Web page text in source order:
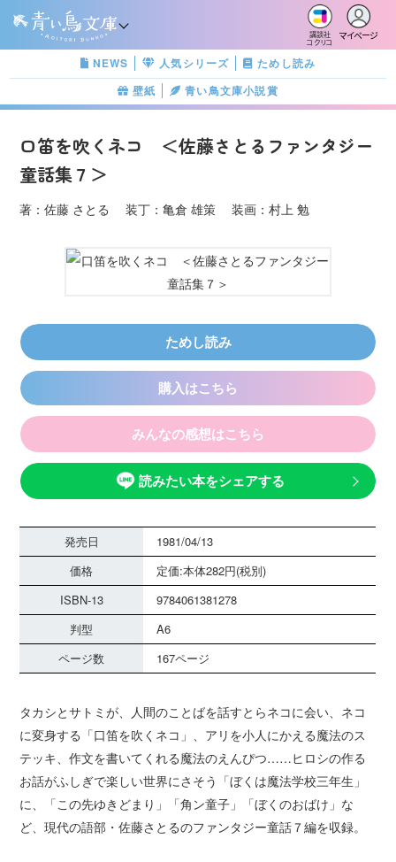
講談社
コクリコ
マイページ
NEWS 人気シリーズ
ためし読み
壁紙
青い鳥文庫小説賞
口笛を吹くネコ ＜佐藤さとるファンタジー
童話集７＞
著：佐藤 さとる 装丁：亀倉 雄策 装画：村上 勉
ためし読み
購入はこちら
みんなの感想はこちら
読みたい本をシェアする
発売日
1981/04/13
価格
定価:本体282円(税別)
ISBN-13
9784061381278
判型
A6
ページ数
167ページ
タカシとサトミが、人間のことばを話すとらネコに会い、ネコ
に変身する「口笛を吹くネコ」、アリを小人にかえる魔法のス
テッキ、作文を書いてくれる魔法のえんぴつ……ヒロシの作る
お話がふしぎで楽しい世界にさそう「ぼくは魔法学校三年生」
に、「この先ゆきどまり」「角ン童子」「ぼくのおばけ」な
ど、現代の語部・佐藤さとるのファンタジー童話７編を収録。